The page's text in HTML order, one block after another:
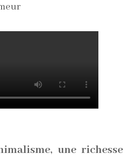
une richesse